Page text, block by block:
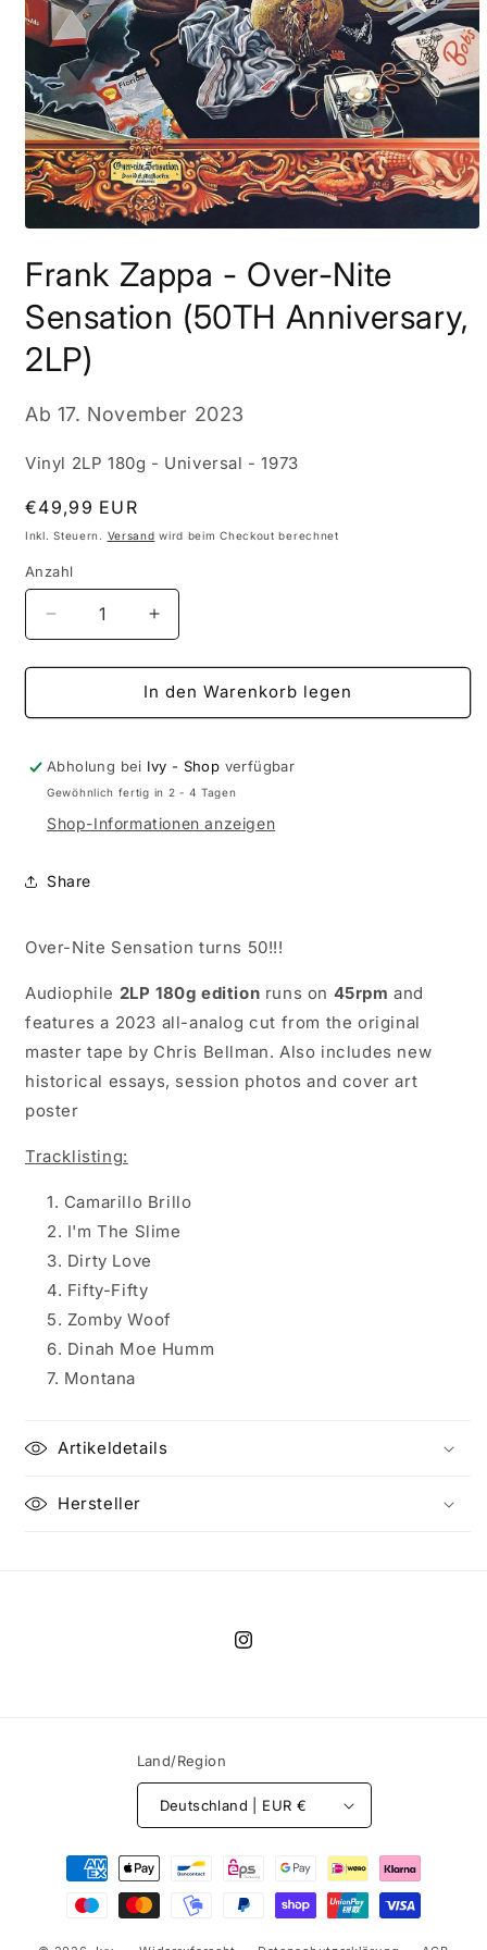
in
Modal
öffnen
Frank Zappa - Over-Nite
Sensation (50TH Anniversary,
2LP)
Ab 17. November 2023
Vinyl 2LP 180g - Universal - 1973
Normaler
Preis
€49,99 EUR
Inkl. Steuern. Versand wird beim Checkout berechnet
Anzahl
Anzahl
Verringere
die
Menge
Frank
-
Over-
Sensation
Anniversary,
Erhöhe
die
Menge
für
Frank
-
Over-
Sensation
In den Warenkorb legen
Abholung bei Ivy - Shop verfügbar
Gewöhnlich fertig in 2 - 4 Tagen
Shop-Informationen anzeigen
Share
Over-Nite Sensation turns 50!!!
Audiophile 2LP 180g edition runs on 45rpm and
features a 2023 all-analog cut from the original
master tape by Chris Bellman. Also includes new
historical essays, session photos and cover art
poster
Tracklisting:
Camarillo Brillo
I'm The Slime
Dirty Love
Fifty-Fifty
Zomby Woof
Dinah Moe Humm
Montana
Artikeldetails
Hersteller
Instagram
Land/Region
Deutschland | EUR €
Zahlungsmethoden